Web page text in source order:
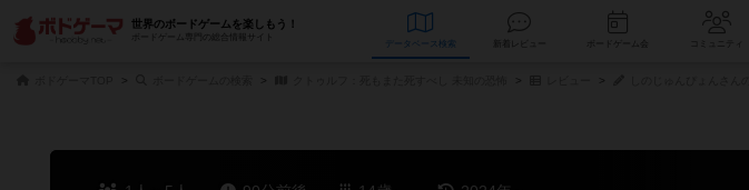
世界のボードゲームを楽しもう！
ボードゲーム専門の総合情報サイト
データベース